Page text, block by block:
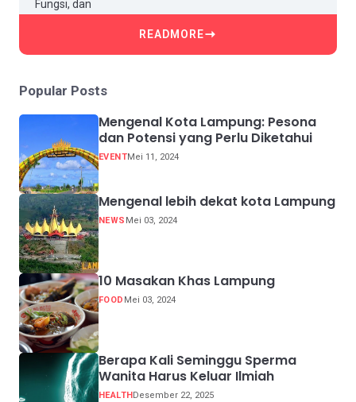
READMORE
Popular Posts
Mengenal Kota Lampung: Pesona
dan Potensi yang Perlu Diketahui
EVENTMei 11, 2024
Mengenal lebih dekat kota Lampung
NEWS Mei 03, 2024
10 Masakan Khas Lampung
FOOD Mei 03, 2024
Berapa Kali Seminggu Sperma
Wanita Harus Keluar Ilmiah
HEALTH Desember 22, 2025